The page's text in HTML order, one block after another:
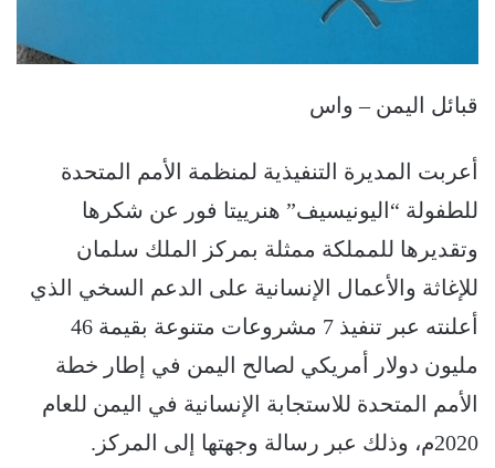
قبائل اليمن – واس
أعربت المديرة التنفيذية لمنظمة الأمم المتحدة
للطفولة “اليونيسيف” هنرييتا فور عن شكرها
وتقديرها للمملكة ممثلة بمركز الملك سلمان
للإغاثة والأعمال الإنسانية على الدعم السخي الذي
أعلنته عبر تنفيذ 7 مشروعات متنوعة بقيمة 46
مليون دولار أمريكي لصالح اليمن في إطار خطة
الأمم المتحدة للاستجابة الإنسانية في اليمن للعام
2020م، وذلك عبر رسالة وجهتها إلى المركز.